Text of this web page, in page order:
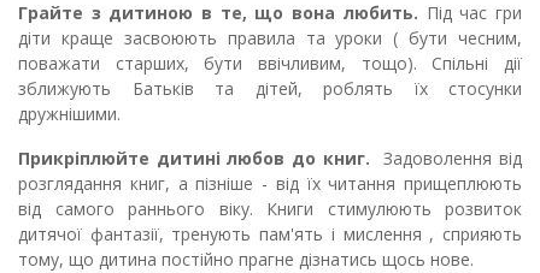
Грайте з дитиною в те, що вона любить. Під час гри
діти краще засвоюють правила та уроки ( бути чесним,
поважати старших, бути ввічливим, тощо). Спільні дії
зближують Батьків та дітей, роблять їх стосунки
дружнішими.
Прикріплюйте дитині любов до книг. Задоволення від
розглядання книг, а пізніше - від їх читання прищеплюють
від самого раннього віку. Книги стимулюють розвиток
дитячої фантазії, тренують пам'ять і мислення , сприяють
тому, що дитина постійно прагне дізнатись щось нове.